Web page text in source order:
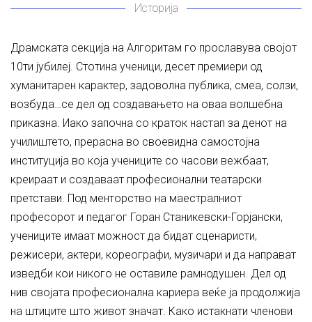
Историја
Драмската секција на Алгоритам го прославува својот
10ти јубилеј. Стотина ученици, десет премиери од
хуманитарен карактер, задоволна публика, смеа, солзи,
возбуда…се дел од создавањето на оваа волшебна
приказна. Иако започна со краток настап за денот на
училиштето, прерасна во своевидна самостојна
институција во која учениците со часови вежбаат,
креираат и создаваат професионални театарски
претстави. Под менторство на маестралниот
професорот и педагог Горан Станикевски-Горјански,
учениците имаат можност да бидат сценаристи,
режисери, актери, кореографи, музичари и да направат
изведби кои никого не оставиле рамнодушен. Дел од
нив својата професионална кариера веќе ја продолжија
на штиците што живот значат. Како истакнати членови